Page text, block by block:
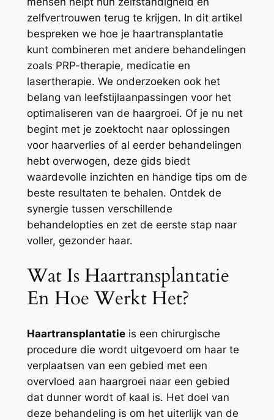
zelfvertrouwen terug te krijgen. In dit artikel
bespreken we hoe je haartransplantatie
kunt combineren met andere behandelingen
zoals PRP-therapie, medicatie en
lasertherapie. We onderzoeken ook het
belang van leefstijlaanpassingen voor het
optimaliseren van de haargroei. Of je nu net
begint met je zoektocht naar oplossingen
voor haarverlies of al eerder behandelingen
hebt overwogen, deze gids biedt
waardevolle inzichten en handige tips om de
beste resultaten te behalen. Ontdek de
synergie tussen verschillende
behandelopties en zet de eerste stap naar
voller, gezonder haar.
Wat Is Haartransplantatie
En Hoe Werkt Het?
Haartransplantatieis een chirurgische
procedure die wordt uitgevoerd om haar te
verplaatsen van een gebied met een
overvloed aan haargroei naar een gebied
dat dunner wordt of kaal is. Het doel van
deze behandeling is om het uiterlijk van de